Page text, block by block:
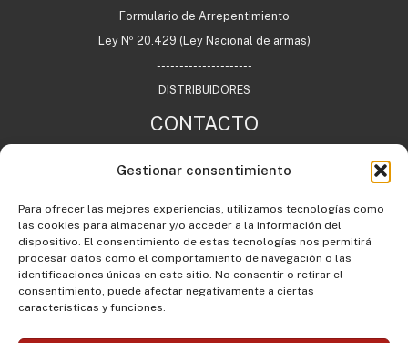
Gestionar consentimiento
Para ofrecer las mejores experiencias, utilizamos tecnologías como
las cookies para almacenar y/o acceder a la información del
dispositivo. El consentimiento de estas tecnologías nos permitirá
procesar datos como el comportamiento de navegación o las
identificaciones únicas en este sitio. No consentir o retirar el
consentimiento, puede afectar negativamente a ciertas
características y funciones.
Formulario de Arrepentimiento
Ley Nº 20.429 (Ley Nacional de armas)
---------------------
DISTRIBUIDORES
CONTACTO
info@agargentina.com
Argentina